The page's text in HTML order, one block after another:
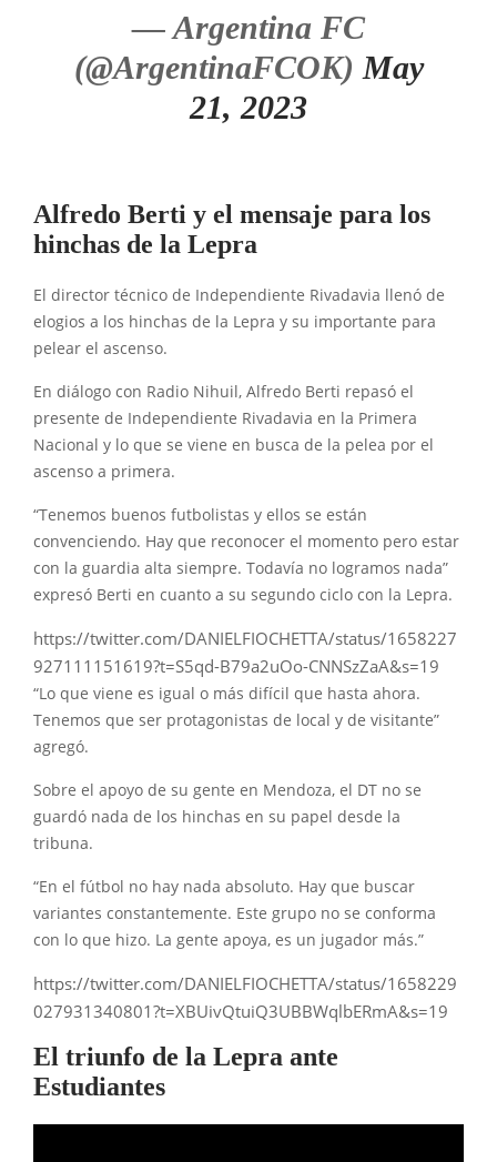
— Argentina FC
(@ArgentinaFCOK) May
21, 2023
Alfredo Berti y el mensaje para los
hinchas de la Lepra
El director técnico de Independiente Rivadavia llenó de
elogios a los hinchas de la Lepra y su importante para
pelear el ascenso.
En diálogo con Radio Nihuil, Alfredo Berti repasó el
presente de Independiente Rivadavia en la Primera
Nacional y lo que se viene en busca de la pelea por el
ascenso a primera.
“Tenemos buenos futbolistas y ellos se están
convenciendo. Hay que reconocer el momento pero estar
con la guardia alta siempre. Todavía no logramos nada”
expresó Berti en cuanto a su segundo ciclo con la Lepra.
https://twitter.com/DANIELFIOCHETTA/status/1658227
927111151619?t=S5qd-B79a2uOo-CNNSzZaA&s=19
“Lo que viene es igual o más difícil que hasta ahora.
Tenemos que ser protagonistas de local y de visitante”
agregó.
Sobre el apoyo de su gente en Mendoza, el DT no se
guardó nada de los hinchas en su papel desde la
tribuna.
“En el fútbol no hay nada absoluto. Hay que buscar
variantes constantemente. Este grupo no se conforma
con lo que hizo. La gente apoya, es un jugador más.”
https://twitter.com/DANIELFIOCHETTA/status/1658229
027931340801?t=XBUivQtuiQ3UBBWqlbERmA&s=19
El triunfo de la Lepra ante
Estudiantes